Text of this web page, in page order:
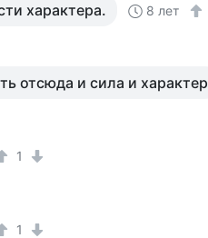
характера. 8 лет
отсюда и сила и характер
1
1